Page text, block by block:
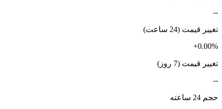
--
تغییر قیمت (24 ساعت)
+0.00%
تغییر قیمت (7 روز)
--
حجم 24 ساعته